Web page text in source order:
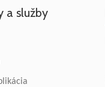
a služby